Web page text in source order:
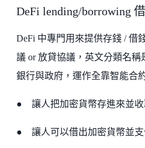
DeFi lending/borrowing
DeFi 中專門用來提供存錢 / 借
議 or 放貸協議，英文分類名稱
銀行與政府，運作全靠智能合
● 讓人把加密貨幣存進來並收
● 讓人可以借出加密貨幣並支